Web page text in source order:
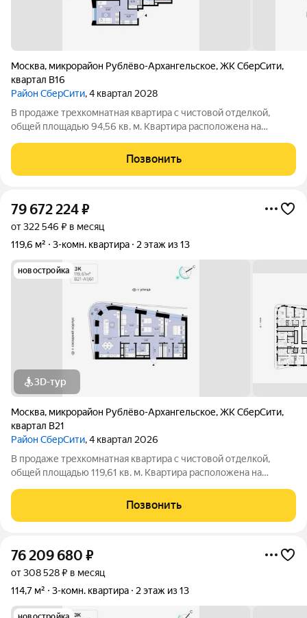
Москва, микрорайон Рублёво-Архангельское,ЖК СберCити,
квартал В16
Район СберСити, 4 квартал 2028
В продаже трехкомнатная квартира с чистовой отделкой,
общей площадью 94,56 кв. м. Квартира расположена на
В16 нового района СберСити, который строит Сбер.
Архитектуру квартала В16 создало
Позвонить
79 672 224₽
от 322 546 ₽ в месяц
119,6 м²
3-комн. квартира 2 этаж из 13
новостройка
3D-тур
Москва, микрорайон Рублёво-Архангельское,ЖК СберCити,
квартал В21
Район СберСити, 4 квартал 2026
В продаже трехкомнатная квартира с чистовой отделкой,
общей площадью 119,61 кв. м. Квартира расположена на
Адвансд в новом районе СберСити, который строит Сбер. Дом
находится на второй береговой
Позвонить
76 209 680 ₽
от 308 528 ₽ в месяц
114,7 м²
3-комн. квартира 2 этаж из 13